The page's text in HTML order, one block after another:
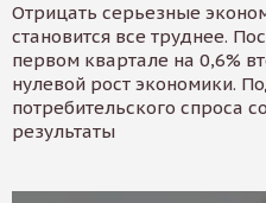
Отрицать серьезные
становится все труднее.
первом квартале на 0,6%
нулевой рост экономики.
потребительского спроса
результаты